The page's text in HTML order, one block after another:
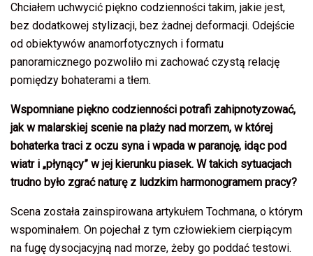
Chciałem uchwycić piękno codzienności takim, jakie jest,
bez dodatkowej stylizacji, bez żadnej deformacji. Odejście
od obiektywów anamorfotycznych i formatu
panoramicznego pozwoliło mi zachować czystą relację
pomiędzy bohaterami a tłem.
Wspomniane piękno codzienności potrafi zahipnotyzować,
jak w malarskiej scenie na plaży nad morzem, w której
bohaterka traci z oczu syna i wpada w paranoję, idąc pod
wiatr i „płynący” w jej kierunku piasek. W takich sytuacjach
trudno było zgrać naturę z ludzkim harmonogramem pracy?
Scena została zainspirowana artykułem Tochmana, o którym
wspominałem. On pojechał z tym człowiekiem cierpiącym
na fugę dysocjacyjną nad morze, żeby go poddać testowi.